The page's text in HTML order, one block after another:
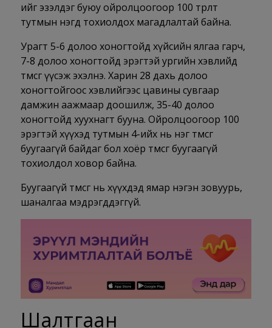
ийг эзэлдэг буюу ойролцоогоор 100 төрөлт
тутмын нэгд тохиолдох магадлалтай байна.
Урагт 5-6 долоо хоногтойд хүйсийн ялгаа гарч,
7-8 долоо хоногтойд эрэгтэй ургийн хэвлийд
төмсөг үүсэж эхэлнэ. Харин 28 дахь долоо
хоногтойгоос хэвлийгээс цавины сувгаар
дамжин аажмаар доошилж, 35-40 долоо
хоногтойд хуухнагт бууна. Ойролцоогоор 100
эрэгтэй хүүхэд тутмын 4-ийх нь нэг төмсөг
буугаагүй байдаг бол хоёр төмсөг буугаагүй
тохиолдол ховор байна.
Буугаагүй төмсөг нь хүүхдэд ямар нэгэн зовуурь,
шаналгаа мэдрэгддэггүй.
Шалтгаан